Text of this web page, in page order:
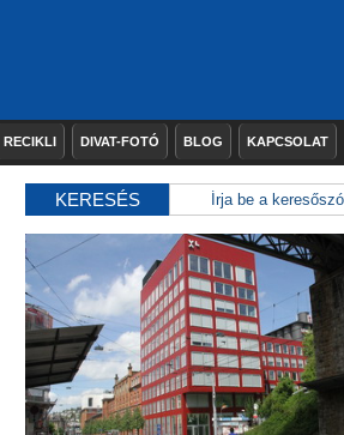
RECIKLI DIVAT-FOTÓ BLOG KAPCSOLAT
KERESÉS